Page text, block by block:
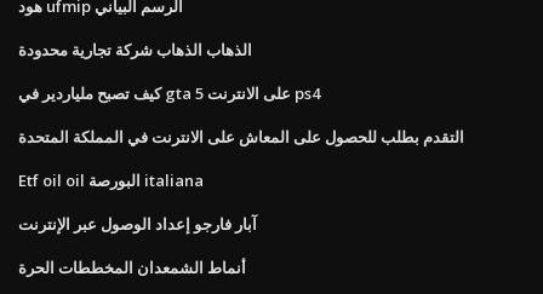
هود ufmip الرسم البياني
الذهاب الذهاب شركة تجارية محدودة
كيف تصبح ملياردير في gta 5 على الانترنت ps4
التقدم بطلب للحصول على المعاش على الانترنت في المملكة المتحدة
Etf oil oil البورصة italiana
آبار فارجو إعداد الوصول عبر الإنترنت
أنماط الشمعدان المخططات الحرة